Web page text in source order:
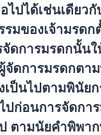
ไปได้เช่นเดียวกั
รมของเจ้ามรดก
จัดการมรดกนั้นใ
จัดการมรดกตา
เป็นไปตามพินัย
ปก่อนการจัดกา
ตามนัยคำพิพ